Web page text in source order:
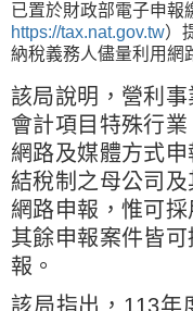
已置於財政部電子申報
https://tax.nat.gov.tw）
納稅義務人儘量利用網
該局說明，營利
會計項目特殊行
網路及媒體方式
結稅制之母公司
網路申報，惟可
其餘申報案件皆
報。
該局指出，113年